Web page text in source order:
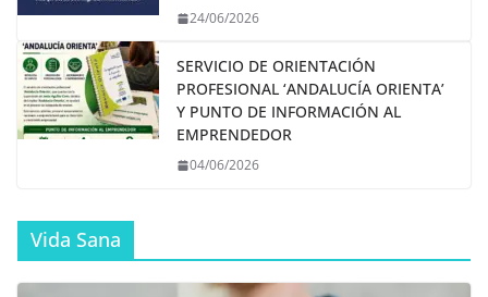
24/06/2026
SERVICIO DE ORIENTACIÓN
PROFESIONAL ‘ANDALUCÍA ORIENTA’
Y PUNTO DE INFORMACIÓN AL
EMPRENDEDOR
04/06/2026
Vida Sana